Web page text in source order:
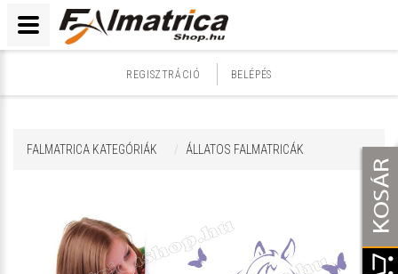
REGISZTRÁCIÓ BELÉPÉS
FALMATRICA KATEGÓRIÁK ÁLLATOS FALMATRICÁK